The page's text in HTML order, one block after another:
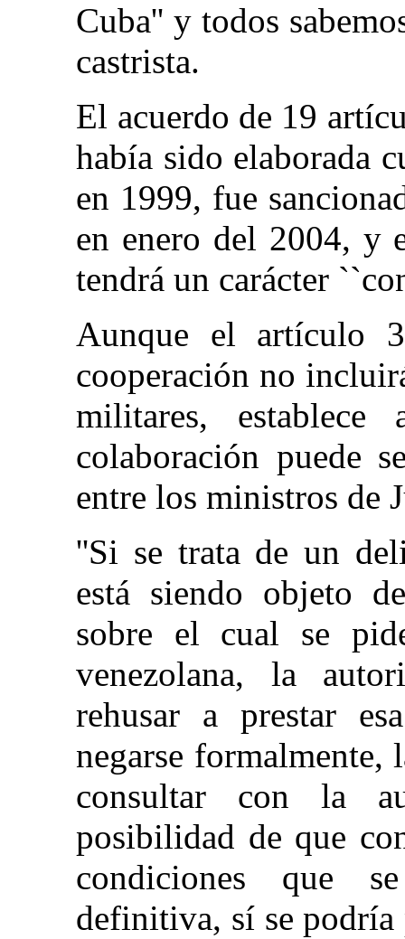
Cuba'' y todos
castrista.
El acuerdo de 19
había sido elaborada
en 1999, fue
en enero del 2004, y
tendrá un carácter
Aunque el artículo
cooperación no
militares,
colaboración puede
entre los ministros de
''Si se trata de un
está siendo objeto
sobre el cual se
venezolana, la
rehusar a prestar
negarse formalmente,
consultar con la
posibilidad de que
condiciones que
definitiva, sí se podría